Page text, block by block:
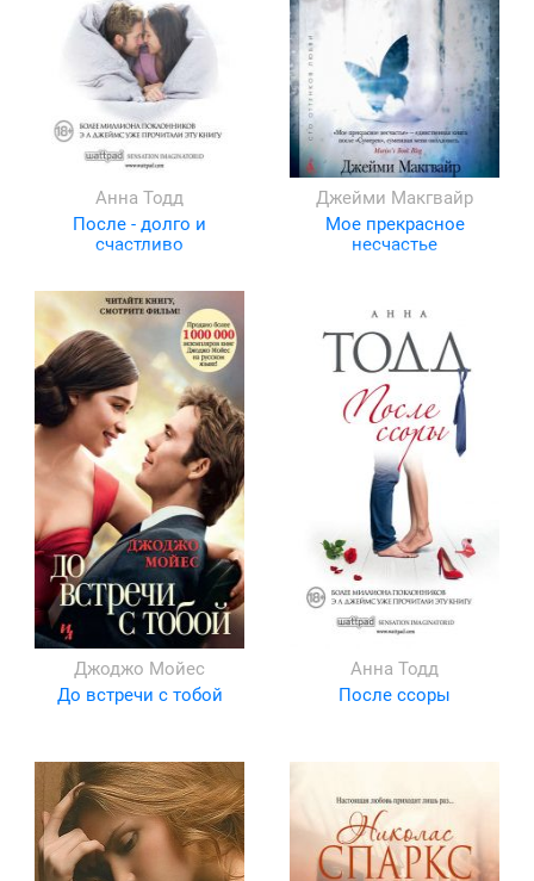
Анна Тодд
После - долго и
счастливо
Джейми Макгвайр
Мое прекрасное
несчастье
Джоджо Мойес
До встречи с тобой
Анна Тодд
После ссоры